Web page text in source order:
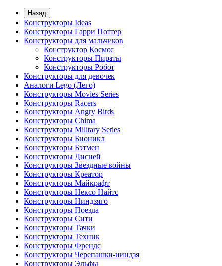
Назад
Конструкторы Ideas
Конструкторы Гарри Поттер
Конструкторы для мальчиков
Конструктор Космос
Конструкторы Пираты
Конструкторы Робот
Конструкторы для девочек
Аналоги Lego (Лего)
Конструкторы Movies Series
Конструкторы Racers
Конструкторы Angry Birds
Конструкторы Chima
Конструкторы Military Series
Конструкторы Бионикл
Конструкторы Бэтмен
Конструкторы Дисней
Конструкторы Звездные войны
Конструкторы Креатор
Конструкторы Майкрафт
Конструкторы Нексо Найтс
Конструкторы Ниндзяго
Конструкторы Поезда
Конструкторы Сити
Конструкторы Тачки
Конструкторы Техник
Конструкторы Френдс
Конструкторы Черепашки-ниндзя
Конструкторы Эльфы